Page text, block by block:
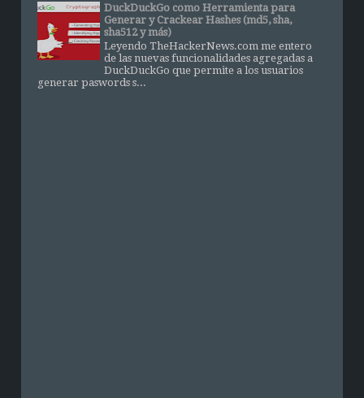
DuckDuckGo como Herramienta para
Generar y Crackear Hashes (md5, sha,
sha512 y más)
Leyendo TheHackerNews.com me entero
de las nuevas funcionalidades agregadas a
DuckDuckGo que permite a los usuarios
generar paswords s...